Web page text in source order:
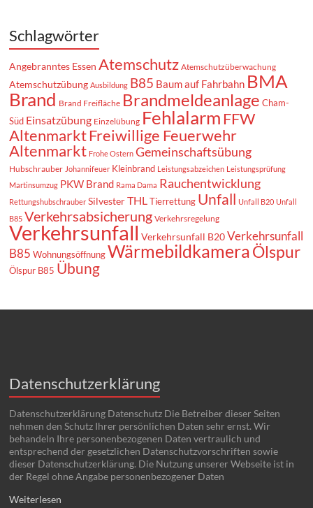
Schlagwörter
Angebranntes Essen Atemschutz Atemschutzüberwachung
Atemschutzübung Ausbildung B85 Baum auf Fahrbahn BMA
Brand Brand Freifläche Brandmeldeanlage Cham-
Süd Einsatzübung Einzelübung Fehlalarm FFW
AltenmarktFreiwillige Feuerwehr
Altenmarkt Frohe Ostern Gemeinschaftsübung
Hubschrauber Johannifeuer Kleinbrand Leistungsabzeichen Leistungsprüfung
Martinsumzug PKW Brand Rama Dama Rauchentwicklung
Rettungshubschrauber Silvester THL Tierrettung Unfall Unfall B20 Unfall
B85 Verkehrsabsicherung Verkehrsregelung
Verkehrsunfall Verkehrsunfall B20 Verkehrsunfall
B85 Wohnungsöffnung WärmebildkameraÖlspur
Ölspur B85 Übung
Datenschutzerklärung
Datenschutzerklärung Datenschutz Die Betreiber dieser Seiten
nehmen den Schutz Ihrer persönlichen Daten sehr ernst. Wir
behandeln Ihre personenbezogenen Daten vertraulich und
entsprechend der gesetzlichen Datenschutzvorschriften sowie
dieser Datenschutzerklärung. Die Nutzung unserer Webseite ist in
der Regel ohne Angabe personenbezogener Daten
Weiterlesen